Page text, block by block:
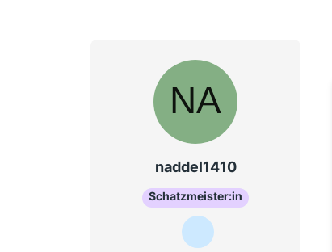
naddel1410
Schatzmeister:in